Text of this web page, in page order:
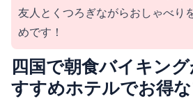
友人とくつろぎながらおしゃべり
めです！
四国で朝食バイキン
すすめホテルでお得